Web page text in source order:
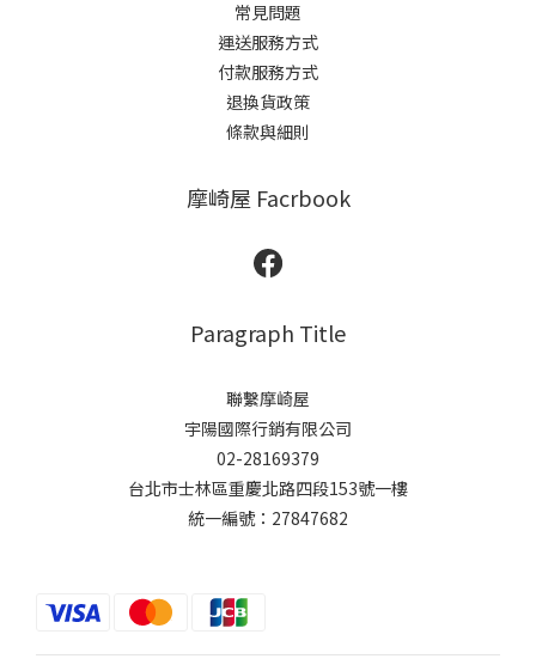
常見問題
運送服務方式
付款服務方式
退換貨政策
條款與細則
摩崎屋 Facrbook
Paragraph Title
聯繫摩崎屋
宇陽國際行銷有限公司
02-28169379
台北市士林區重慶北路四段153號一樓
統一編號：27847682